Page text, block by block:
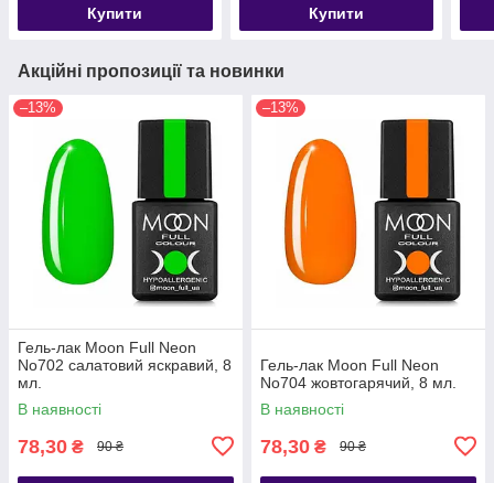
Купити Купити
Акційні пропозиції та новинки
–13%
Гель-лак Moon Full Neon
No702 салатовий яскравий, 8
мл.
В наявності
78,30 ₴ 90 ₴
–13%
Гель-лак Moon Full Neon
No704 жовтогарячий, 8 мл.
В наявності
78,30 ₴ 90 ₴